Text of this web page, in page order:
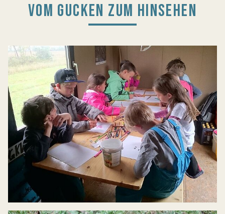
VOM GUCKEN ZUM HINSEHEN